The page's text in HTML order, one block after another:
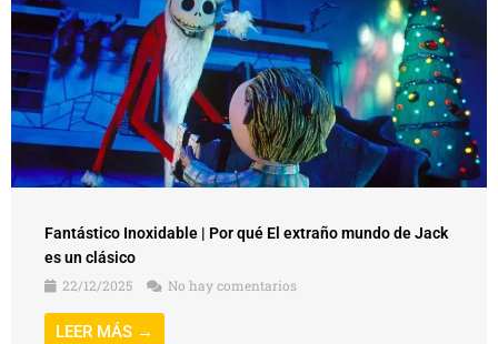
Fantástico Inoxidable | Por qué El extraño mundo de Jack
es un clásico
22/12/2025
No hay comentarios
LEER MÁS →